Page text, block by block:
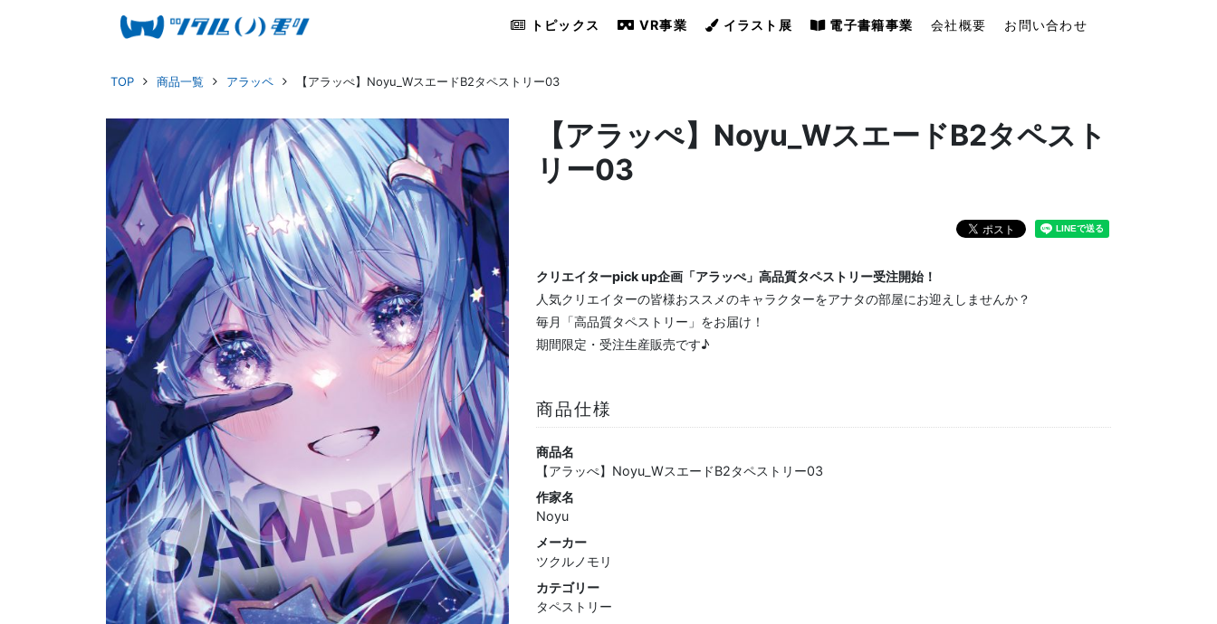
トピックス VR事業 イラスト展 電子書籍事業 会社概要 お問い合わせ
TOP 商品一覧 アラッペ 【アラッぺ】Noyu_WスエードB2タペストリー03
【アラッぺ】Noyu_WスエードB2タペスト
リー03
クリエイターpick up企画「アラッぺ」高品質タペストリー受注開始！
人気クリエイターの皆様おススメのキャラクターをアナタの部屋にお迎えしませんか？
毎月「高品質タペストリー」をお届け！
期間限定・受注生産販売です♪
商品仕様
商品名
【アラッぺ】Noyu_WスエードB2タペストリー03
作家名
Noyu
メーカー
ツクルノモリ
カテゴリー
タペストリー